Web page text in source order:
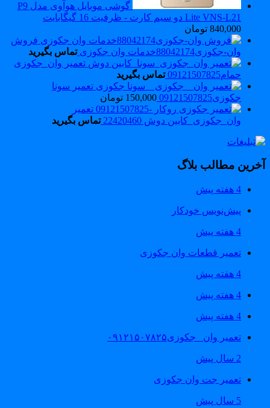
گوشی موبایل هوآوی مدل P9
Lite VNS-L21 دو سیم کارت - ظرفیت 16 گیگابایت
840,000 تومان
فروش
وان-جکوزی88042174خدمات وان جکوزی
تماس بگیرید
تعمیر وان_جکوزی
حمام09121507825
تماس بگیرید
تعمیر سونا
جکوزی09121507825
150,000 تومان
تعمیر
وان_جکوزی_کابین دوش 22420460
تماس بگیرید
مطالب بلاگ
4 هفته پیش
پیش‌نویس خودکار
تعمیر قطعات وان جکوزی
4 هفته پیش
4 هفته پیش
تعمیر وان _جکوزی۰۹۱۲۱۵۰۷۸۲۵
تعمیر جت وان جکوزی